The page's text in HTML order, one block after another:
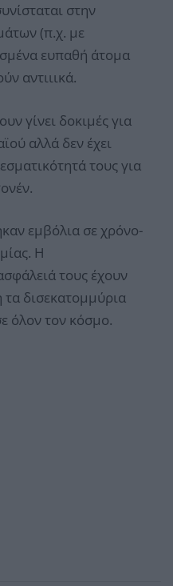
στην
(π.χ. με
ευπαθή άτομα
αντιιικά.
γίνει δοκιμές για
αλλά δεν έχει
τους για
εμβόλια σε χρόνο-
Η
τους έχουν
τα δισεκατομμύρια
όλον τον κόσμο.